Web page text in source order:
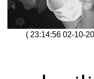
2024-
)